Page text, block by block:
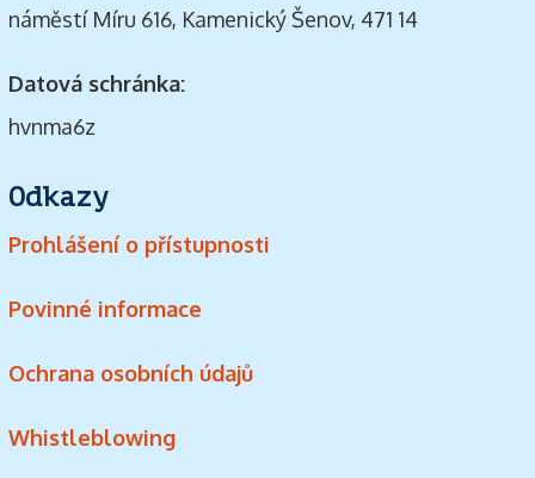
náměstí Míru 616, Kamenický Šenov, 471 14
Datová schránka:
hvnma6z
Odkazy
Prohlášení o přístupnosti
Povinné informace
Ochrana osobních údajů
Whistleblowing